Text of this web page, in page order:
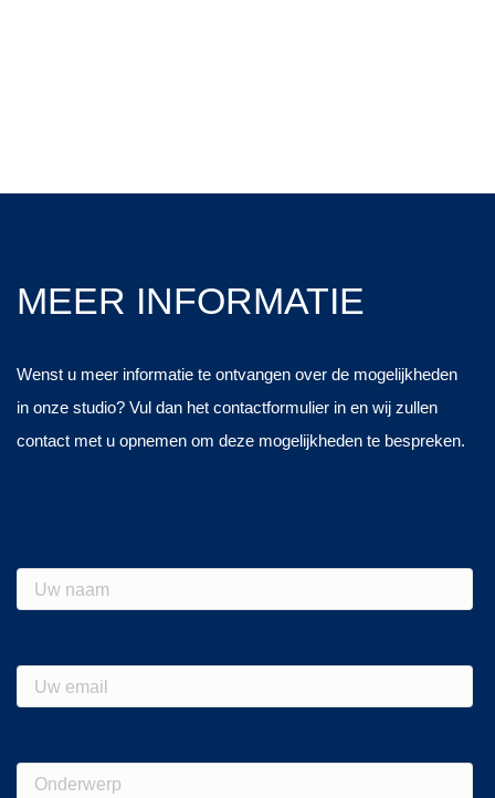
MEER INFORMATIE
Wenst u meer informatie te ontvangen over de mogelijkheden
in onze studio? Vul dan het contactformulier in en wij zullen
contact met u opnemen om deze mogelijkheden te bespreken.